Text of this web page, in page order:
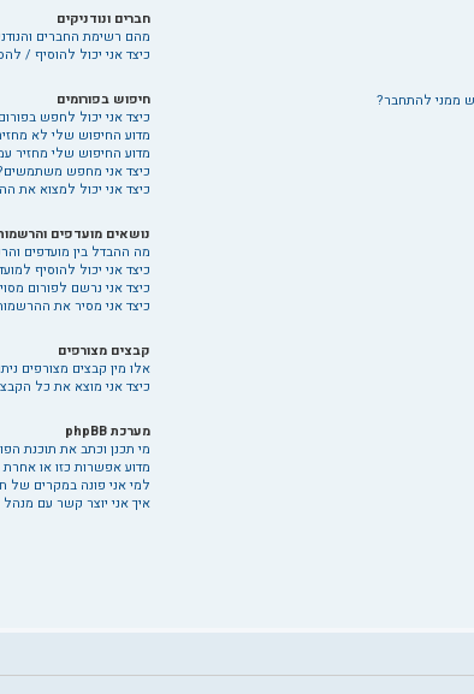
ממני להתחבר?
חברים ונודניקים
מהם רשימת החברים
כיצד אני יכול להוסיף /
חיפוש בפורומים
כיצד אני יכול לחפש
מדוע החיפוש שלי לא
מדוע החיפוש שלי מחזיר
כיצד אני מחפש
כיצד אני יכול למצוא את
נושאים מועדפים
מה ההבדל בין מועדפים
כיצד אני יכול להוסיף
כיצד אני נרשם לפורום
כיצד אני מסיר את
קבצים מצורפים
אלו מין קבצים מצורפים
כיצד אני מוצא את כל
מערכת phpBB
מי תכנן וכתב את תוכנת
מדוע אפשרות כזו או
למי אני פונה במקרים
איך אני יוצר קשר עם מנהל